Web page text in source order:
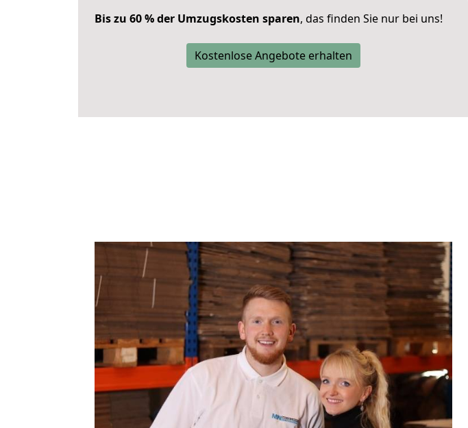
Bis zu 60 % der Umzugskosten sparen, das finden Sie nur bei uns!
Kostenlose Angebote erhalten